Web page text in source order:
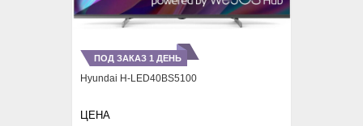
ПОД ЗАКАЗ 1 ДЕНЬ
Hyundai H-LED40BS5100
ЦЕНА